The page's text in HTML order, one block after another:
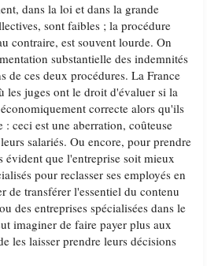
dans la loi et dans la grande
sont faibles ; la procédure
contraire, est souvent lourde. On
substantielle des indemnités
de ces deux procédures. La France
les juges ont le droit d'évaluer si la
correcte alors qu'ils
ceci est une aberration, coûteuse
salariés. Ou encore, pour prendre
évident que l'entreprise soit mieux
pour reclasser ses employés en
de transférer l'essentiel du contenu
des entreprises spécialisées dans le
imaginer de faire payer plus aux
les laisser prendre leurs décisions